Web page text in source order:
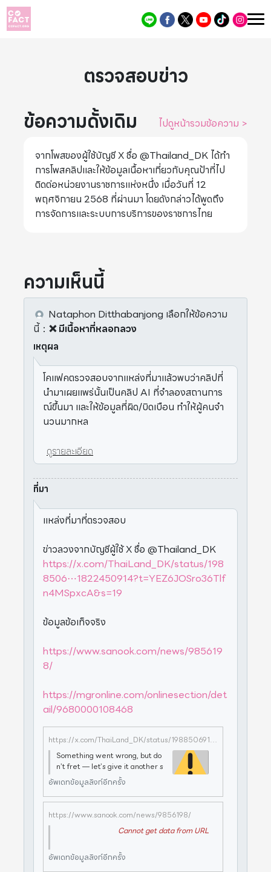
ตรวจสอบข่าว
ข้อความดั้งเดิม
ไปดูหน้ารวมข้อความ >
จากโพสของผู้ใช้บัญชี X ชื่อ @Thailand_DK ได้ทำ
การโพสคลิปและให้ข้อมูลเนื้อหาเกี่ยวกับคุณป้าที่ไป
ติดต่อหน่วยงานราชการแห่งหนึ่ง เมื่อวันที่ 12
พฤศจิกายน 2568 ที่ผ่านมา โดยดังกล่าวได้พูดถึง
การจัดการและระบบการบริการของราชการไทย
ความเห็นนี้
Nataphon Ditthabanjong เลือกให้ข้อความ
นี้： ❌ มีเนื้อหาที่หลอกลวง
เหตุผล
โคแฟคตรวจสอบจากแหล่งที่มาแล้วพบว่าคลิปที่
นำมาเผยแพร่นั้นเป็นคลิป AI ที่จำลองสถานการ
ณ์ขึ้นมา และให้ข้อมูลที่ผิด/บิดเบือน ทำให้ผู้คนจำ
นวนมากหล
ดูรายละเอียด
ที่มา
แหล่งที่มาที่ตรวจสอบ
ข่าวลวงจากบัญชีผู้ใช้ X ชื่อ @Thailand_DK
https://x.com/ThaiLand_DK/status/198
8506⋯1822450914?t=YEZ6JOSro36Tlf
n4MSpxcA&s=19
ข้อมูลข้อเท็จจริง
https://www.sanook.com/news/985619
8/
https://mgronline.com/onlinesection/det
ail/9680000108468
https://x.com/ThaiLand_DK/status/1988506911822450914?t=YEZ6JOSro36Tlfn4MSpxcA&s=19
Something went wrong, but do
n’t fret — let’s give it another s
hot. Some privacy related exte
nsions may cause issues on x.co
m. Please disable them and try
again.
อัพเดทข้อมูลลิงก์อีกครั้ง
https://www.sanook.com/news/9856198/
Cannot get data from URL
อัพเดทข้อมูลลิงก์อีกครั้ง